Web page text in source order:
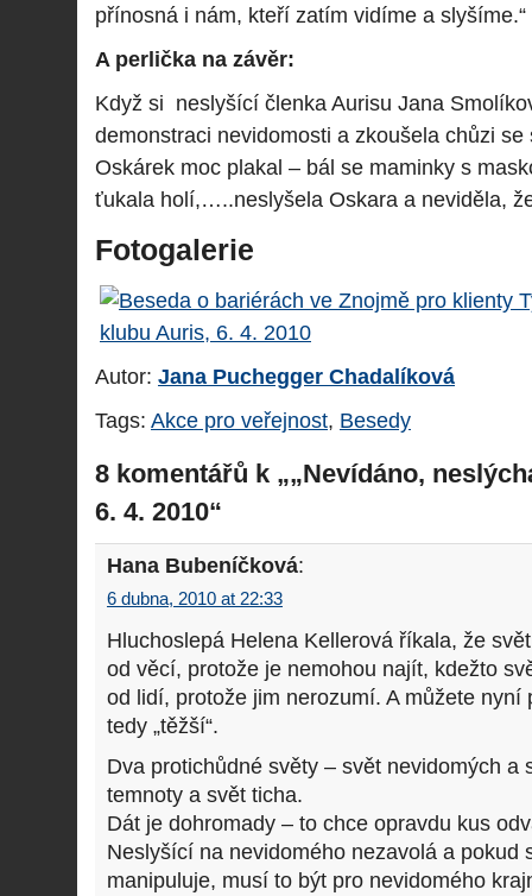
přínosná i nám, kteří zatím vidíme a slyšíme.“
A perlička na závěr:
Když si neslyšící členka Aurisu Jana
demonstraci nevidomosti a zkoušela chůzi
Oskárek moc plakal – bál se maminky s
ťukala holí,…..neslyšela Oskara a neviděla,
Fotogalerie
Autor: Jana Puchegger Chadalíková
Tags: Akce pro veřejnost, Besedy
8 komentářů k „„Nevídáno,
6. 4. 2010“
Hana Bubeníčková:
6 dubna, 2010 at 22:33
Hluchoslepá Helena Kellerová říkala, že
od věcí, protože je nemohou najít, kdežto
od lidí, protože jim nerozumí. A můžete nyní
tedy „těžší“.
Dva protichůdné světy – svět nevidomých a
temnoty a svět ticha.
Dát je dohromady – to chce opravdu kus
Neslyšící na nevidomého nezavolá a pokud
manipuluje, musí to být pro nevidomého